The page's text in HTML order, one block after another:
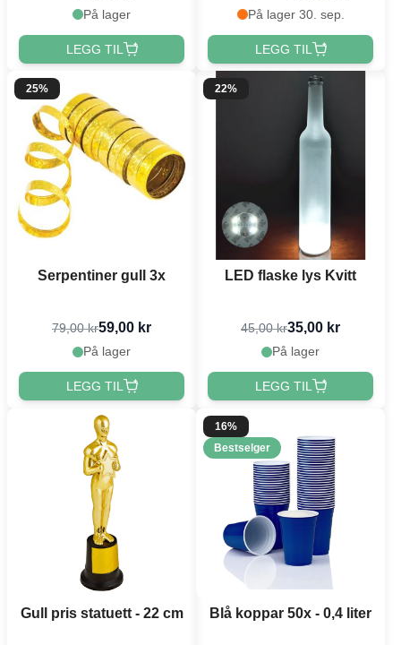
På lager
LEGG TIL
På lager 30. sep.
LEGG TIL
25%
Serpentiner gull 3x
79,00 kr59,00 kr
På lager
LEGG TIL
22%
LED flaske lys Kvitt
45,00 kr35,00 kr
På lager
LEGG TIL
Gull pris statuett - 22 cm
16%
Bestselger
Blå koppar 50x - 0,4 liter